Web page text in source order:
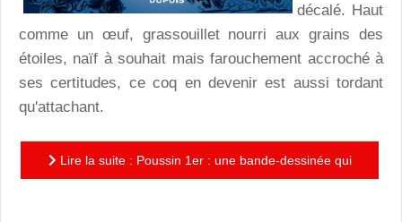
décalé. Haut
comme un œuf, grassouillet nourri aux grains des
étoiles, naïf à souhait mais farouchement accroché à
ses certitudes, ce coq en devenir est aussi tordant
qu'attachant.
Lire la suite : Poussin 1er : une bande-dessinée qui